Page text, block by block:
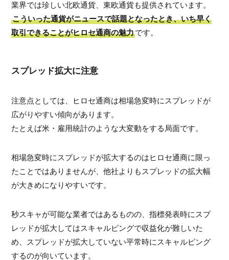
業界では珍しい北欧通貨、東欧通貨も提供されています。
こういった通貨がニュースで話題となったとき、いち早く
取引できることがヒロセ通商の魅力です。
スプレッド拡大に注意
注意点としては、ヒロセ通商は相場急変時にスプレッドが
広がりやすい傾向があります。
たとえば米・雇用統計のような大変動をする局面です。
相場急変時にスプレッドが拡大するのはヒロセ通商に限っ
たことではありませんが、他社よりもスプレッドの拡大幅
が大きめになりやすいです。
秒スキャが可能な業者ではあるものの、指標発表時にスプ
レッドが拡大してはスキャルピングで収益化が難しいた
め、スプレッドが拡大していない平常時にスキャルピング
するのが向いています。